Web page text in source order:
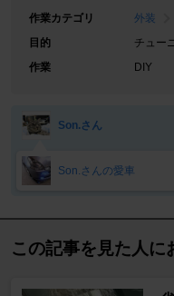
作業カテゴリ
外装
目的
チュー
作業
DIY
Son.さん
Son.さんの愛車
この記事を見た人に